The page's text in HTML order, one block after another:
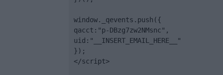
window._qevents.push({
qacct:"p-DBzg7zw2NMsnc",
uid:"__INSERT_EMAIL_HERE__"
});
</script>